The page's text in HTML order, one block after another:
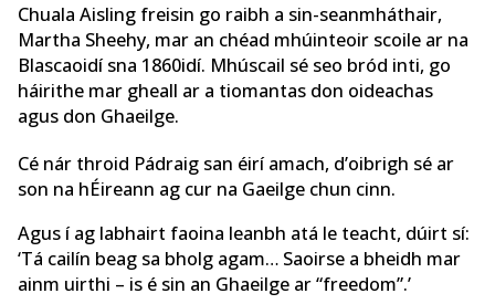
Chuala Aisling freisin go raibh a sin-seanmháthair,
Martha Sheehy, mar an chéad mhúinteoir scoile ar na
Blascaoidí sna 1860idí. Mhúscail sé seo bród inti, go
háirithe mar gheall ar a tiomantas don oideachas
agus don Ghaeilge.
Cé nár throid Pádraig san éirí amach, d’oibrigh sé ar
son na hÉireann ag cur na Gaeilge chun cinn.
Agus í ag labhairt faoina leanbh atá le teacht, dúirt sí:
‘Tá cailín beag sa bholg agam… Saoirse a bheidh mar
ainm uirthi – is é sin an Ghaeilge ar “freedom”.’